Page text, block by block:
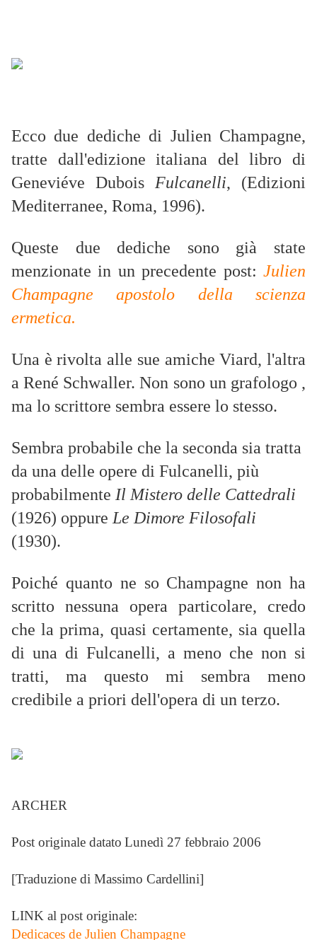
Ecco due dediche di Julien Champagne,
tratte dall'edizione italiana del libro di
Geneviéve Dubois Fulcanelli, (Edizioni
Mediterranee, Roma, 1996).
Queste due dediche sono già state
menzionate in un precedente post: Julien
Champagne apostolo della scienza
ermetica.
Una è rivolta alle sue amiche Viard, l'altra
a René Schwaller. Non sono un grafologo ,
ma lo scrittore sembra essere lo stesso.
Sembra probabile che la seconda sia tratta
da una delle opere di Fulcanelli, più
probabilmente Il Mistero delle Cattedrali
(1926) oppure Le Dimore Filosofali
(1930).
Poiché quanto ne so Champagne non ha
scritto nessuna opera particolare, credo
che la prima, quasi certamente, sia quella
di una di Fulcanelli, a meno che non si
tratti, ma questo mi sembra meno
credibile a priori dell'opera di un terzo.
ARCHER
Post originale datato Lunedì 27 febbraio 2006
[Traduzione di Massimo Cardellini]
LINK al post originale:
Dedicaces de Julien Champagne